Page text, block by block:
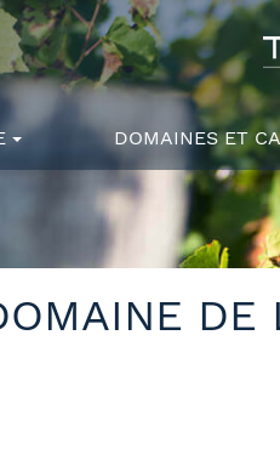
DOMAINES ET
DE